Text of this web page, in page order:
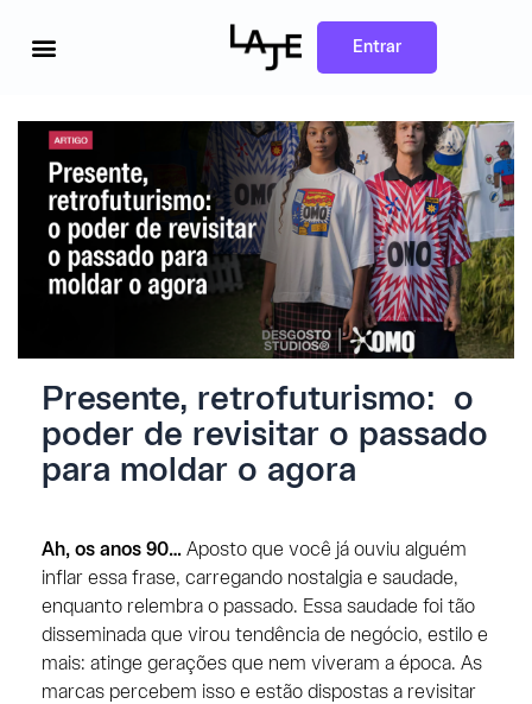
Entrar
Presente, retrofuturismo: o
poder de revisitar o passado
para moldar o agora
Ah, os anos 90…Aposto que você já ouviu alguém
inflar essa frase, carregando nostalgia e saudade,
enquanto relembra o passado. Essa saudade foi tão
disseminada que virou tendência de negócio, estilo e
mais: atinge gerações que nem viveram a época. As
marcas percebem isso e estão dispostas a revisitar